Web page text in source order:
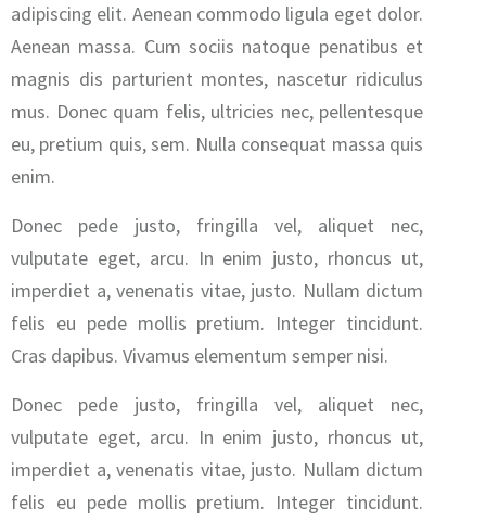
adipiscing elit. Aenean commodo ligula eget dolor.
Aenean massa. Cum sociis natoque penatibus et
magnis dis parturient montes, nascetur ridiculus
mus. Donec quam felis, ultricies nec, pellentesque
eu, pretium quis, sem. Nulla consequat massa quis
enim.
Donec pede justo, fringilla vel, aliquet nec,
vulputate eget, arcu. In enim justo, rhoncus ut,
imperdiet a, venenatis vitae, justo. Nullam dictum
felis eu pede mollis pretium. Integer tincidunt.
Cras dapibus. Vivamus elementum semper nisi.
Donec pede justo, fringilla vel, aliquet nec,
vulputate eget, arcu. In enim justo, rhoncus ut,
imperdiet a, venenatis vitae, justo. Nullam dictum
felis eu pede mollis pretium. Integer tincidunt.